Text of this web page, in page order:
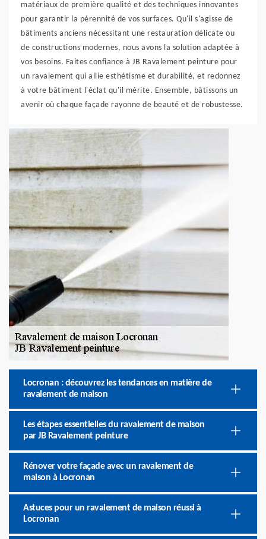
matériaux de première qualité et des techniques innovantes
pour garantir la pérennité de vos surfaces. Qu'il s'agisse de
bâtiments anciens nécessitant une restauration délicate ou
de constructions modernes, nous avons la solution adaptée à
vos besoins. Faites confiance à JB Ravalement peinture pour
un ravalement qui allie esthétisme et durabilité, et redonnez
à votre bâtiment l'éclat qu'il mérite. Ensemble, bâtissons un
avenir où chaque façade rayonne de beauté et de robustesse.
Locronan : découvrez les tendances en matière de
ravalement de maison
Les étapes essentielles du ravalement de maison
par JB Ravalement peinture
Rénover votre façade avec un ravalement de
maison à Locronan
Astuces pour un ravalement de maison réussi à
Locronan